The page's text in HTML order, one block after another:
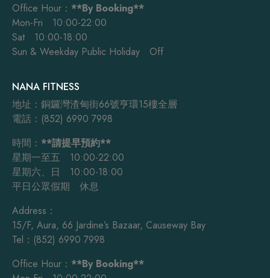
Office Hour： **By Booking**
Mon-Fri 10:00-22:00
Sat 10:00-18:00
Sun & Weekday Public Holiday Off
NANA FITNESS
地址：銅鑼灣渣甸街66號亨環15樓全層
電話：(852) 6990 7998
時間： **請提早預約**
星期一至五 10:00-22:00
星期六、日 10:00-18:00
平日公眾假期 休息
Address：
15/F, Aura, 66 Jardine’s Bazaar, Causeway Bay
Tel：(852) 6990 7998
Office Hour： **By Booking**